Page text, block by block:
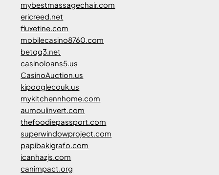
mybestmassagechair.com
ericreed.net
fluxetine.com
mobilecasino8760.com
betqq3.net
casinoloans5.us
CasinoAuction.us
kipooglecouk.us
mykitchennhome.com
aumoulinvert.com
thefoodiepassport.com
superwindowproject.com
papibakigrafo.com
icanhazjs.com
canimpact.org